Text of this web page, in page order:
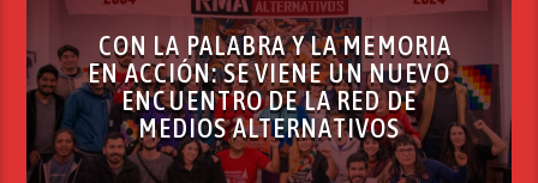
CON LA PALABRA Y LA MEMORIA
EN ACCIÓN: SE VIENE UN NUEVO
ENCUENTRO DE LA RED DE
MEDIOS ALTERNATIVOS